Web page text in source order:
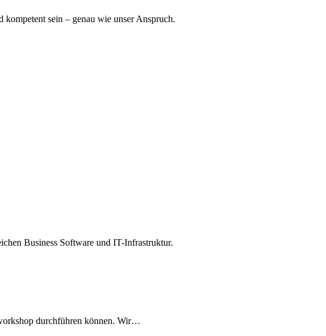
sein – genau wie unser Anspruch.
Business Software und IT-Infrastruktur.
durchführen können. Wir…